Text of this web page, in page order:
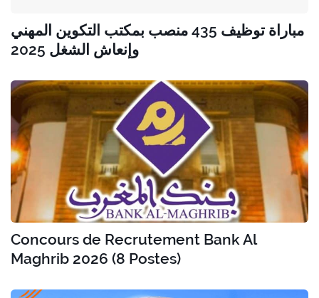
مباراة توظيف 435 منصب بمكتب التكوين المهني
وإنعاش الشغل 2025
Concours de Recrutement Bank Al
Maghrib 2026 (8 Postes)